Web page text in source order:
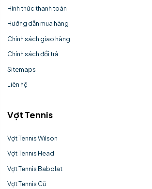
Hình thức thanh toán
Hướng dẫn mua hàng
Chính sách giao hàng
Chính sách đổi trả
Sitemaps
Liên hệ
Vợt Tennis
Vợt Tennis Wilson
Vợt Tennis Head
Vợt Tennis Babolat
Vợt Tennis Cũ